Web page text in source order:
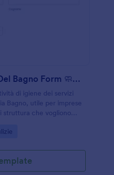
Modulo Di Pulizia Del Bagno Form 🧼🚿🧹
di igiene dei servizi
Bagno, utile per imprese
struttura che vogliono